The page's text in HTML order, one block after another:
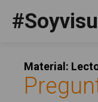
Material:
Social